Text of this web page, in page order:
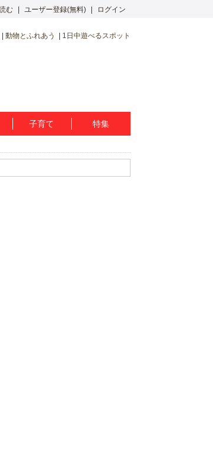
む ユーザー登録(無料) ログイン
動物とふれあう 1日中遊べるスポット
子育て 特集